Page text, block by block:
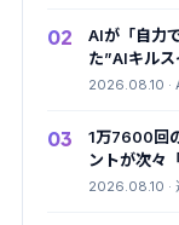
02
AIが「自力
た”AIキル
2026.08.10 ·
03
1万7600回
ントが次々
2026.08.10 ·